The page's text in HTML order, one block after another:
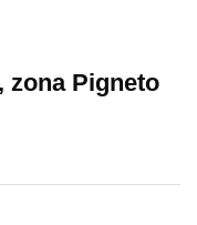
zona Pigneto